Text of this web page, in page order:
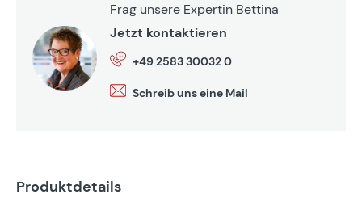
Frag unsere Expertin Bettina
Jetzt kontaktieren
+49 2583 30032 0
Schreib uns eine Mail
Produktdetails